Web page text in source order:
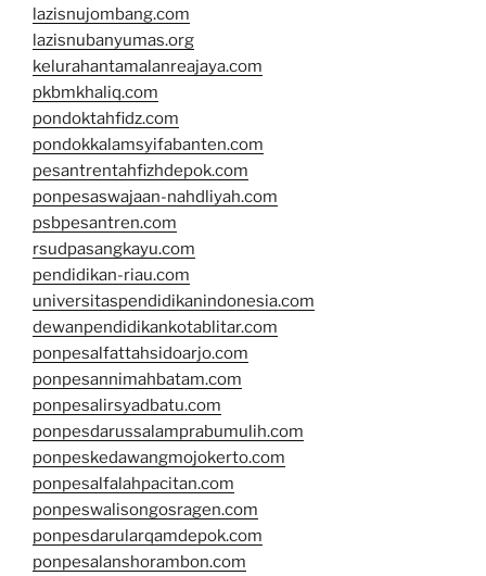
lazisnujombang.com
lazisnubanyumas.org
kelurahantamalanreajaya.com
pkbmkhaliq.com
pondoktahfidz.com
pondokkalamsyifabanten.com
pesantrentahfizhdepok.com
ponpesaswajaan-nahdliyah.com
psbpesantren.com
rsudpasangkayu.com
pendidikan-riau.com
universitaspendidikanindonesia.com
dewanpendidikankotablitar.com
ponpesalfattahsidoarjo.com
ponpesannimahbatam.com
ponpesalirsyadbatu.com
ponpesdarussalamprabumulih.com
ponpeskedawangmojokerto.com
ponpesalfalahpacitan.com
ponpeswalisongosragen.com
ponpesdarularqamdepok.com
ponpesalanshorambon.com